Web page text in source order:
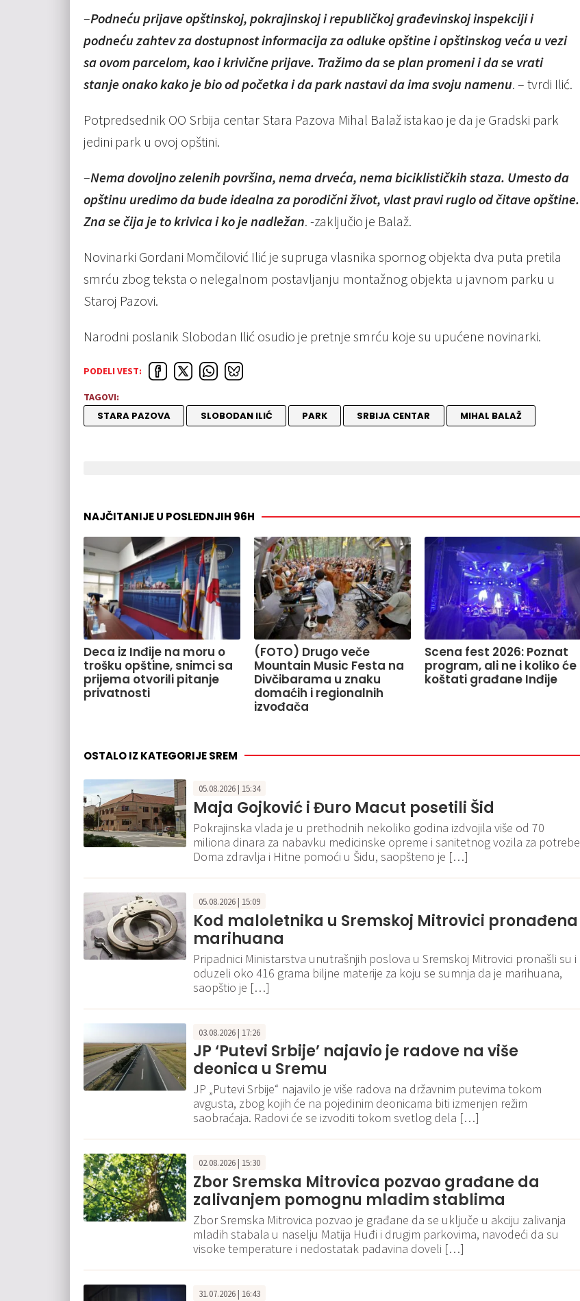
–Podneću prijave opštinskoj, pokrajinskoj i republičkoj građevinskoj inspekciji i
podneću zahtev za dostupnost informacija za odluke opštine i opštinskog veća u vezi
sa ovom parcelom, kao i krivične prijave. Tražimo da se plan promeni i da se vrati
stanje onako kako je bio od početka i da park nastavi da ima svoju namenu. – tvrdi Ilić.
Potpredsednik OO Srbija centar Stara Pazova Mihal Balaž istakao je da je Gradski park
jedini park u ovoj opštini.
–Nema dovoljno zelenih površina, nema drveća, nema biciklističkih staza. Umesto da
opštinu uredimo da bude idealna za porodični život, vlast pravi ruglo od čitave opštine.
Zna se čija je to krivica i ko je nadležan. -zaključio je Balaž.
Novinarki Gordani Momčilović Ilić je supruga vlasnika spornog objekta dva puta pretila
smrću zbog teksta o nelegalnom postavljanju montažnog objekta u javnom parku u
Staroj Pazovi.
Narodni poslanik Slobodan Ilić osudio je pretnje smrću koje su upućene novinarki.
PODELI VEST:
TAGOVI:
STARA PAZOVA SLOBODAN ILIĆ PARK SRBIJA CENTAR MIHAL BALAŽ
NAJČITANIJE U POSLEDNJIH 96H
Deca iz Inđije na moru o
trošku opštine, snimci sa
prijema otvorili pitanje
privatnosti
(FOTO) Drugo veče
Mountain Music Festa na
Divčibarama u znaku
domaćih i regionalnih
izvođača
Scena fest 2026: Poznat
program, ali ne i koliko će
koštati građane Inđije
OSTALO IZ KATEGORIJE SREM
05.08.2026 | 15:34
Maja Gojković i Đuro Macut posetili Šid
Pokrajinska vlada je u prethodnih nekoliko godina izdvojila više od 70
miliona dinara za nabavku medicinske opreme i sanitetnog vozila za potrebe
Doma zdravlja i Hitne pomoći u Šidu, saopšteno je […]
05.08.2026 | 15:09
Kod maloletnika u Sremskoj Mitrovici pronađena
marihuana
Pripadnici Ministarstva unutrašnjih poslova u Sremskoj Mitrovici pronašli su i
oduzeli oko 416 grama biljne materije za koju se sumnja da je marihuana,
saopštio je […]
03.08.2026 | 17:26
JP ‘Putevi Srbije’ najavio je radove na više
deonica u Sremu
JP „Putevi Srbije“ najavilo je više radova na državnim putevima tokom
avgusta, zbog kojih će na pojedinim deonicama biti izmenjen režim
saobraćaja. Radovi će se izvoditi tokom svetlog dela […]
02.08.2026 | 15:30
Zbor Sremska Mitrovica pozvao građane da
zalivanjem pomognu mladim stablima
Zbor Sremska Mitrovica pozvao je građane da se uključe u akciju zalivanja
mladih stabala u naselju Matija Huđi i drugim parkovima, navodeći da su
visoke temperature i nedostatak padavina doveli […]
31.07.2026 | 16:43